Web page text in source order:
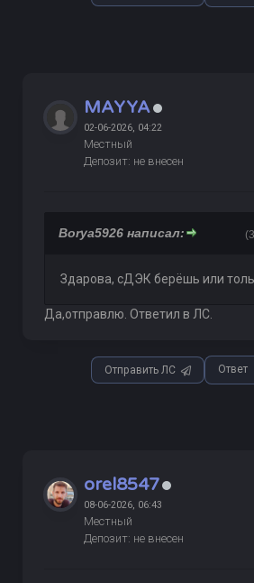
MAYYA
02-06-2026, 04:22
Местный
Депозит: не внесен
Borya5926 написал:
Здарова, сДЭК берёшь или
Да,отправлю. Ответил в ЛС.
Отправить ЛС Ответ
orel8547
08-06-2026, 06:43
Местный
Депозит: не внесен